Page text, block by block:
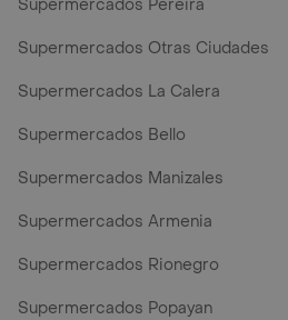
Supermercados Pereira
Supermercados Otras Ciudades
Supermercados La Calera
Supermercados Bello
Supermercados Manizales
Supermercados Armenia
Supermercados Rionegro
Supermercados Popayan